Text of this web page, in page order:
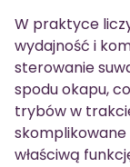
W praktyce
wydajność i
sterowanie
spodu okapu,
trybów w
właściwą